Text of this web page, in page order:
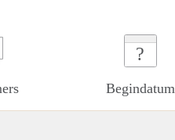
?
Begindatum